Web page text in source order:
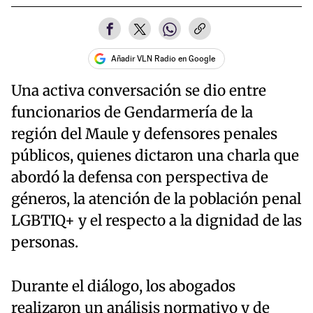
Añadir VLN Radio en Google
Una activa conversación se dio entre
funcionarios de Gendarmería de la
región del Maule y defensores penales
públicos, quienes dictaron una charla que
abordó la defensa con perspectiva de
géneros, la atención de la población penal
LGBTIQ+ y el respecto a la dignidad de las
personas.
Durante el diálogo, los abogados
realizaron un análisis normativo y de